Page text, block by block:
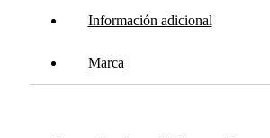
Información adicional
Marca